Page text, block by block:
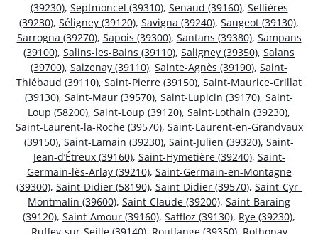
(39230), Septmoncel (39310), Senaud (39160), Sellières
(39230), Séligney (39120), Savigna (39240), Saugeot (39130),
Sarrogna (39270), Sapois (39300), Santans (39380), Sampans
(39100), Salins-les-Bains (39110), Saligney (39350), Salans
(39700), Saizenay (39110), Sainte-Agnès (39190), Saint-
Thiébaud (39110), Saint-Pierre (39150), Saint-Maurice-Crillat
(39130), Saint-Maur (39570), Saint-Lupicin (39170), Saint-
Loup (58200), Saint-Loup (39120), Saint-Lothain (39230),
Saint-Laurent-la-Roche (39570), Saint-Laurent-en-Grandvaux
(39150), Saint-Lamain (39230), Saint-Julien (39320), Saint-
Jean-d’Étreux (39160), Saint-Hymetière (39240), Saint-
Germain-lès-Arlay (39210), Saint-Germain-en-Montagne
(39300), Saint-Didier (58190), Saint-Didier (39570), Saint-Cyr-
Montmalin (39600), Saint-Claude (39200), Saint-Baraing
(39120), Saint-Amour (39160), Saffloz (39130), Rye (39230),